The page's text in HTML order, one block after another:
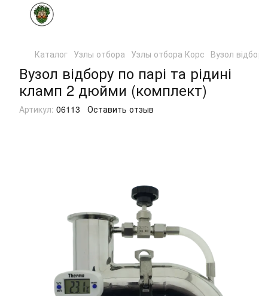
Каталог Узлы отбора Узлы отбора Корс Вузол
Вузол відбору по парі та рідині
кламп 2 дюйми (комплект)
Артикул: 06113 Оставить отзыв